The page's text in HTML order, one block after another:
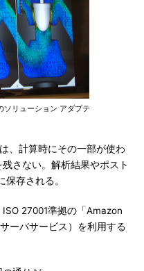
リューション アダプテ
、計算時にその一部が使わ
さない。解析結果やポスト
存される。
27001準拠の「Amazon
ーバサービス）を利用する